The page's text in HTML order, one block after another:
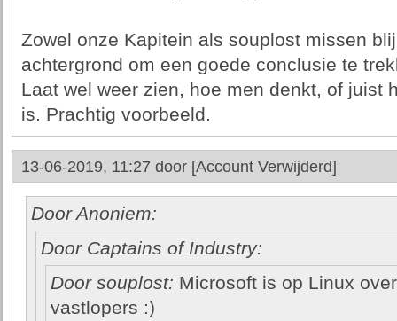
Zowel onze Kapitein als souplost missen
achtergrond om een goede conclusie te
Laat wel weer zien, hoe men denkt, of juist
is. Prachtig voorbeeld.
13-06-2019, 11:27 door [Account Verwijderd]
Door Anoniem:
Door Captains of Industry:
Door souplost: Microsoft is op Linux
vastlopers :)